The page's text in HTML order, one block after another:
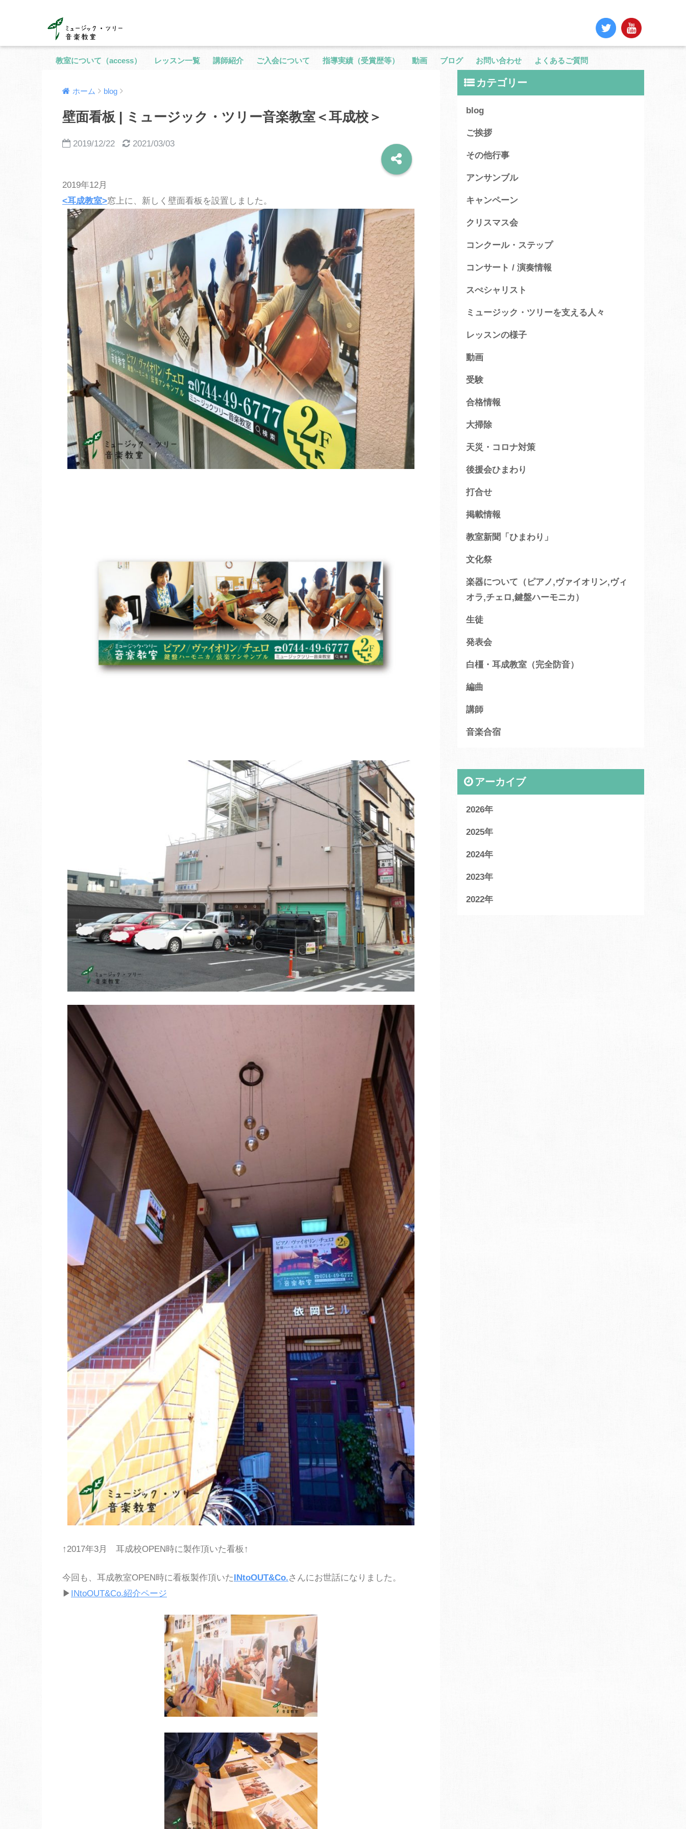
教室について（access） レッスン一覧 講師紹介 ご入会について 指導実績（受賞歴等） 動画 ブログ お問い合わせ よくあるご質問
ホーム blog
壁面看板 | ミュージック・ツリー音楽教室＜耳成校＞
2019/12/22 2021/03/03
2019年12月
<耳成教室>窓上に、新しく壁面看板を設置しました。
↑2017年3月 耳成校OPEN時に製作頂いた看板↑
今回も、耳成教室OPEN時に看板製作頂いた INtoOUT&Co.さんにお世話になりました。
▶ INtoOUT&Co.紹介ページ
カテゴリー
blog
ご挨拶
その他行事
アンサンブル
キャンペーン
クリスマス会
コンクール・ステップ
コンサート / 演奏情報
スぺシャリスト
ミュージック・ツリーを支える人々
レッスンの様子
動画
受験
合格情報
大掃除
天災・コロナ対策
後援会ひまわり
打合せ
掲載情報
教室新聞「ひまわり」
文化祭
楽器について（ピアノ,ヴァイオリン,ヴィ
オラ,チェロ,鍵盤ハーモニカ）
生徒
発表会
白橿・耳成教室（完全防音）
編曲
講師
音楽合宿
アーカイブ
2026
2025
2024
2023
2022